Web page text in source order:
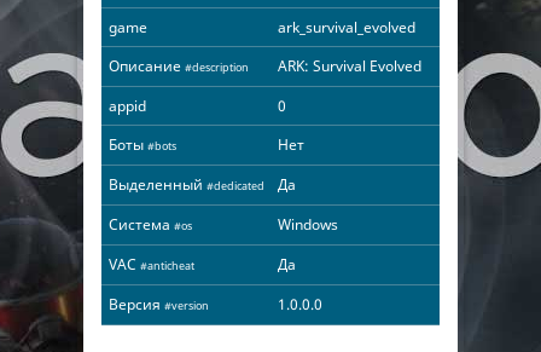
game
ark_survival_evolved
Описание #description
ARK: Survival Evolved
appid
0
Боты #bots
Нет
Выделенный #dedicated
Да
Система #os
Windows
VAC #anticheat
Да
Версия #version 1.0.0.0